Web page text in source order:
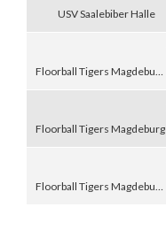
USV Saalebiber Halle
Floorball Tigers Magdeburg
Floorball Tigers Magdeburg
Floorball Tigers Magdeburg